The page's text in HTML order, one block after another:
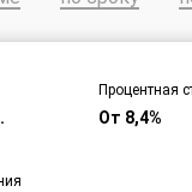
Процентная
От 8,4%